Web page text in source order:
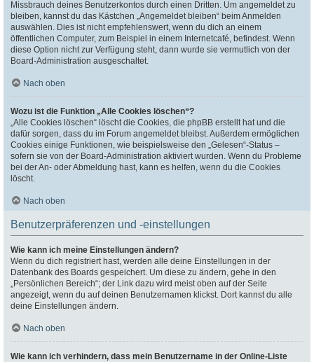
Missbrauch deines Benutzerkontos durch einen Dritten. Um angemeldet zu
bleiben, kannst du das Kästchen „Angemeldet bleiben“ beim Anmelden
auswählen. Dies ist nicht empfehlenswert, wenn du dich an einem
öffentlichen Computer, zum Beispiel in einem Internetcafé, befindest. Wenn
diese Option nicht zur Verfügung steht, dann wurde sie vermutlich von der
Board-Administration ausgeschaltet.
Nach oben
Wozu ist die Funktion „Alle Cookies löschen“?
„Alle Cookies löschen“ löscht die Cookies, die phpBB erstellt hat und die
dafür sorgen, dass du im Forum angemeldet bleibst. Außerdem ermöglichen
Cookies einige Funktionen, wie beispielsweise den „Gelesen“-Status –
sofern sie von der Board-Administration aktiviert wurden. Wenn du Probleme
bei der An- oder Abmeldung hast, kann es helfen, wenn du die Cookies
löscht.
Nach oben
Benutzerpräferenzen und -einstellungen
Wie kann ich meine Einstellungen ändern?
Wenn du dich registriert hast, werden alle deine Einstellungen in der
Datenbank des Boards gespeichert. Um diese zu ändern, gehe in den
„Persönlichen Bereich“; der Link dazu wird meist oben auf der Seite
angezeigt, wenn du auf deinen Benutzernamen klickst. Dort kannst du alle
deine Einstellungen ändern.
Nach oben
Wie kann ich verhindern, dass mein Benutzername in der Online-Liste